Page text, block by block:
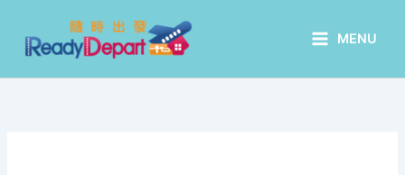
content
MENU